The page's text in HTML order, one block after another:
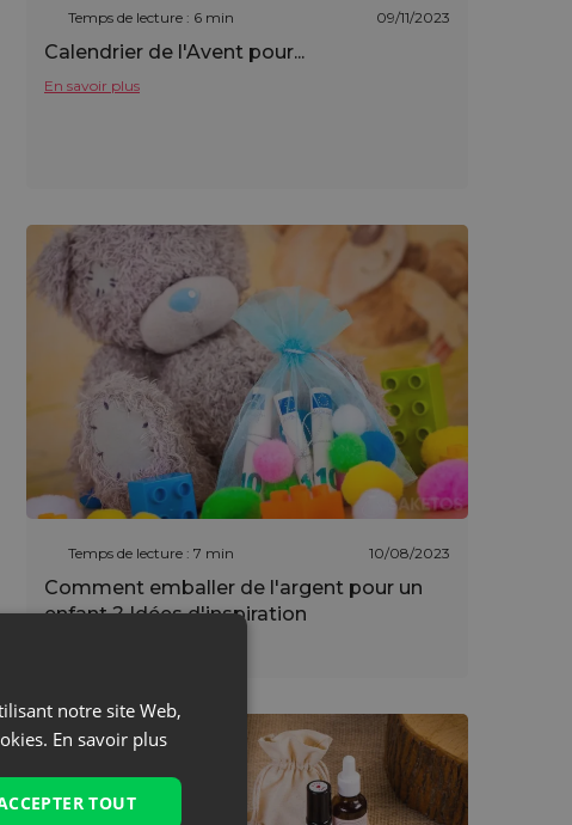
Temps de lecture : 6 min 09/11/2023
Calendrier de l'Avent pour...
En savoir plus
Temps de lecture : 7 min 10/08/2023
Comment emballer de l'argent pour un
enfant ? Idées d'inspiration
notre site Web,
En savoir plus
TOUT